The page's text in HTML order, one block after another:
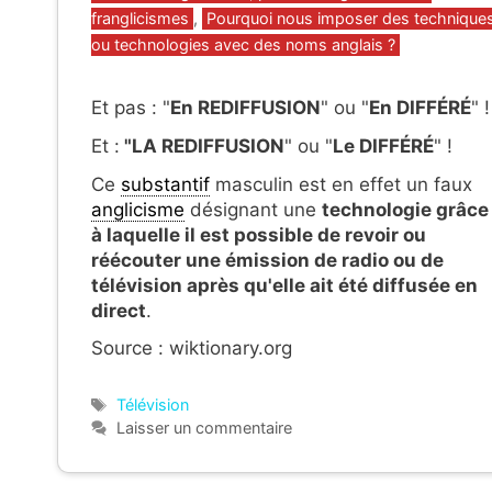
franglicismes , Pourquoi nous imposer des
ou technologies avec des noms anglais ?
Et pas : "En REDIFFUSION" ou "En DIFFÉRÉ" !
Et : "LA REDIFFUSION" ou "Le DIFFÉRÉ" !
Ce substantif masculin est en effet un faux
anglicisme désignant une technologie grâce
à laquelle il est possible de revoir ou
réécouter une émission de radio ou de
télévision après qu'elle ait été diffusée en
direct.
Source : wiktionary.org
Étiquettes
Télévision
Laisser un commentaire